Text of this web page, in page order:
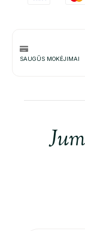
SAUGŪS MOKĖJIMAI